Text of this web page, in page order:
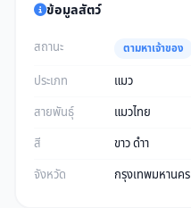
ข้อมูลสัตว์
สถานะ ตามหาเจ้าของ
ประเภท
แมว
สายพันธุ์
แมวไทย
สี
ขาว ดำา
จังหวัด
กรุงเทพมหานคร